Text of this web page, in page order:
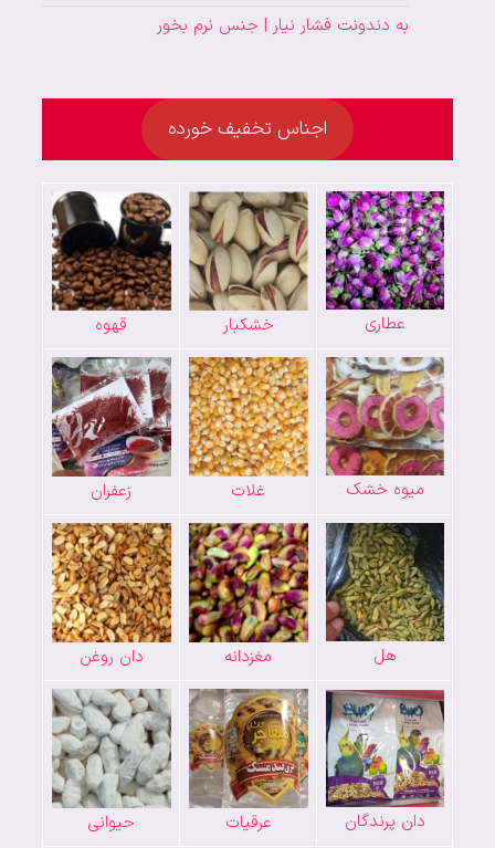
به دندونت فشار نیار | جنس نرم بخور
اجناس تخفیف خورده
عطاری خشکبار قهوه
میوه خشک غلات زعفران
هل مغزدانه دان روغن
دان پرندگان عرقیات حیوانی